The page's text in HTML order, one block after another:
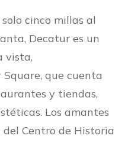
solo cinco millas al
Decatur es un
vista,
que cuenta
y tiendas,
Los amantes
Centro de Historia